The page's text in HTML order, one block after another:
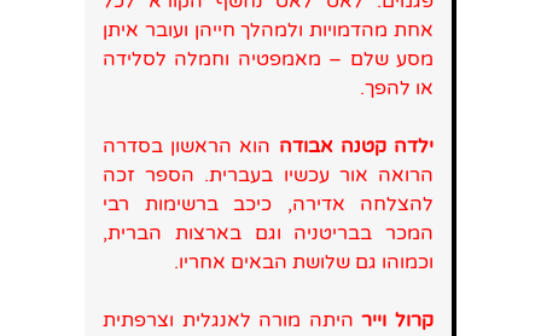
אחת מהדמויות ולמהלך חייהן ועובר איתן
מסע שלם – מאמפטיה וחמלה לסלידה
או להפך.
ילדה קטנה אבודה הוא הראשון בסדרה
הרואה אור עכשיו בעברית. הספר זכה
להצלחה אדירה, כיכב ברשימות רבי
המכר בבריטניה וגם בארצות הברית,
וכמוהו גם שלושת הבאים אחריו.
קרול ויירהיתה מורה לאנגלית וצרפתית